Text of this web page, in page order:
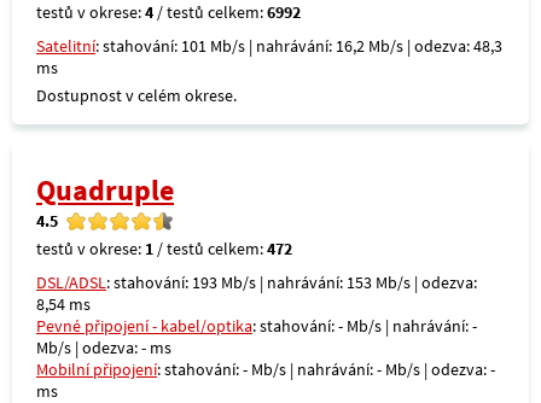
testů v okrese:4 / testů celkem:6992
Satelitní: stahování: 101 Mb/s | nahrávání: 16,2 Mb/s | odezva: 48,3
ms
Dostupnost v celém okrese.
Quadruple
4.5
testů v okrese: 1 / testů celkem:472
DSL/ADSL: stahování: 193 Mb/s | nahrávání: 153 Mb/s | odezva:
8,54 ms
Pevné připojení - kabel/optika: stahování: - Mb/s | nahrávání: -
Mb/s | odezva: - ms
Mobilní připojení: stahování: - Mb/s | nahrávání: - Mb/s | odezva: -
ms